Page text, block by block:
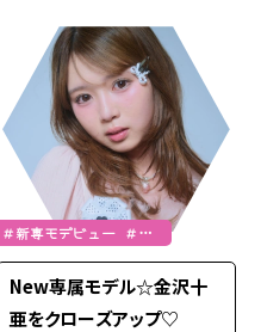
＃新専モデビュー ＃金
沢十亜
New専属モデル☆金沢十
亜をクローズアップ♡